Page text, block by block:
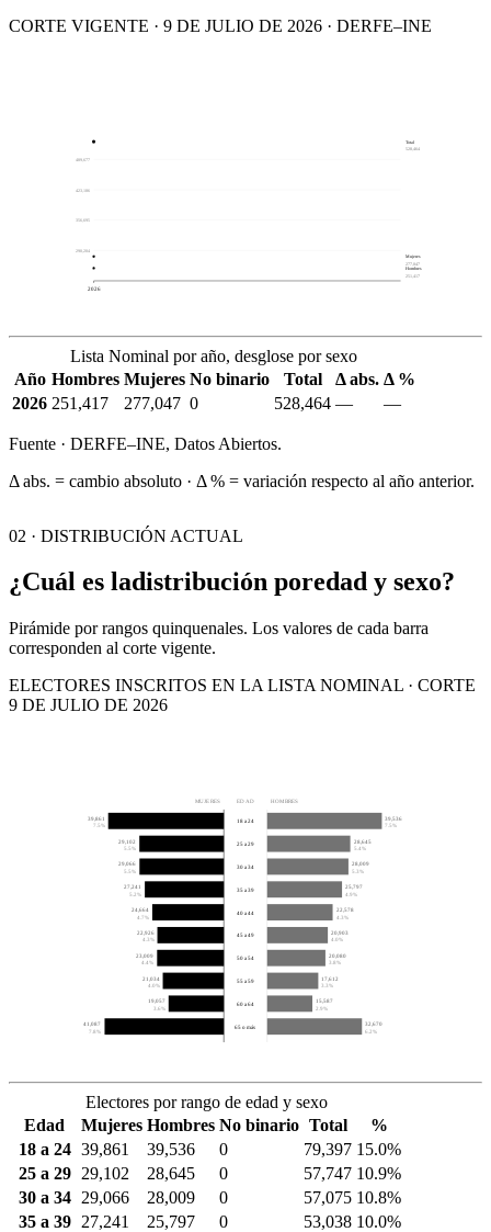
CORTE VIGENTE · 9 DE JULIO DE 2026 · DERFE–INE
290,204
356,695
423,186
489,677
2026
Total
528,464
Mujeres
277,047
Hombres
251,417
Lista Nominal por año, desglose por sexo
Año Hombres Mujeres No binario Total Δ abs. Δ %
2026 251,417 277,047 0 528,464 — —
Fuente · DERFE–INE, Datos Abiertos.
Δ abs. = cambio absoluto · Δ % = variación respecto al año anterior.
02 · DISTRIBUCIÓN ACTUAL
¿Cuál es ladistribución poredad y sexo?
Pirámide por rangos quinquenales. Los valores de cada barra
corresponden al corte vigente.
ELECTORES INSCRITOS EN LA LISTA NOMINAL · CORTE
9 DE JULIO DE 2026
MUJERES EDAD HOMBRES
39,861
7.5%
39,536
7.5%
18 a 24
29,102
5.5%
28,645
5.4%
25 a 29
29,066
5.5%
28,009
5.3%
30 a 34
27,241
5.2%
25,797
4.9%
35 a 39
24,664
4.7%
22,578
4.3%
40 a 44
22,926
4.3%
20,903
4.0%
45 a 49
23,009
4.4%
20,080
3.8%
50 a 54
21,034
4.0%
17,612
3.3%
55 a 59
19,057
3.6%
15,587
2.9%
60 a 64
41,087
7.8%
32,670
6.2%
65 o más
Electores por rango de edad y sexo
Edad
Mujeres Hombres No binario Total
%
18 a 24 39,861 39,536 0 79,397 15.0%
25 a 29
29,102 28,645 0 57,747 10.9%
30 a 34
29,066 28,009 0 57,075 10.8%
35 a 39
27,241 25,797 0 53,038 10.0%